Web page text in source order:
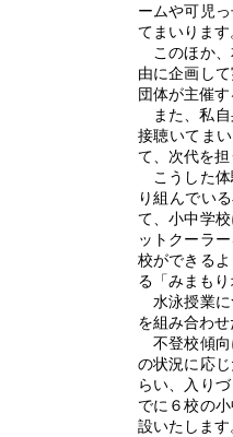
ームや可児
てまいります
このほか、
由に企画し
団体が主催
また、私自
接聴いてま
て、次代を
こうした体
り組んでい
て、小中学
ットクーラ
校ができる
る「みまも
水泳授業に
を組み合わ
不登校傾向
の状況に応
らい、入り
でに６校の
設いたします